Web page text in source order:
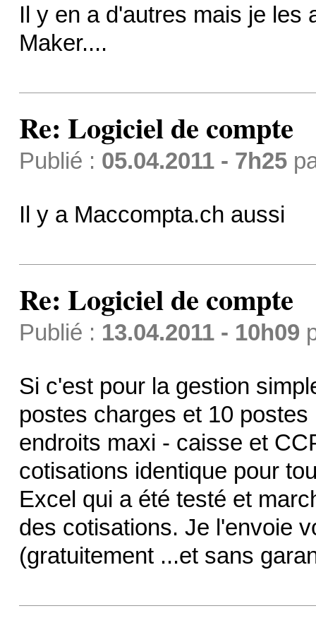
Il y en a d'autres mais je les
Maker....
Re: Logiciel de compte
Publié : 05.04.2011 - 7h25
Il y a Maccompta.ch aussi
Re: Logiciel de compte
Publié : 13.04.2011 - 10h09
Si c'est pour la gestion
postes charges et 10
endroits maxi - caisse et
cotisations identique pour
Excel qui a été testé et
des cotisations. Je l'envoie
(gratuitement ...et sans